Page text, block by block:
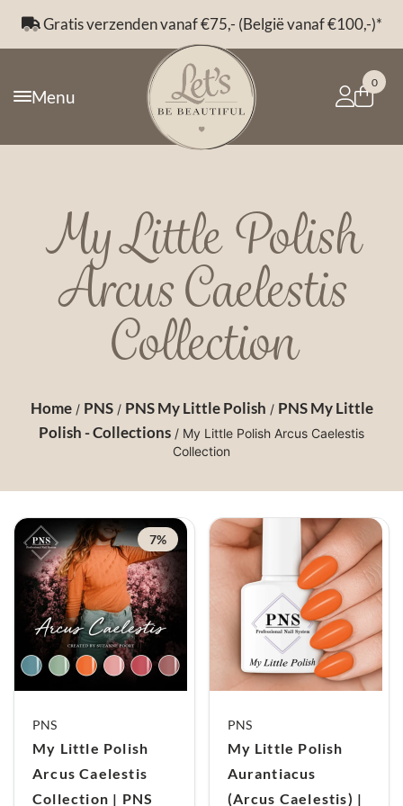
Gratis verzenden vanaf €75,- (België vanaf €100,-)*
Menu
0
My Little Polish
Arcus Caelestis
Collection
Home/ PNS/ PNS My Little Polish / PNS My Little
Polish - Collections / My Little Polish Arcus Caelestis
Collection
7%
PNS
My Little Polish
Arcus Caelestis
Collection | PNS
PNS
My Little Polish
Aurantiacus
(Arcus Caelestis) |